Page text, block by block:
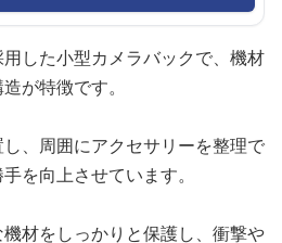
した小型カメラバックで、機材
が特徴です。
、周囲にアクセサリーを整理で
を向上させています。
材をしっかりと保護し、衝撃や